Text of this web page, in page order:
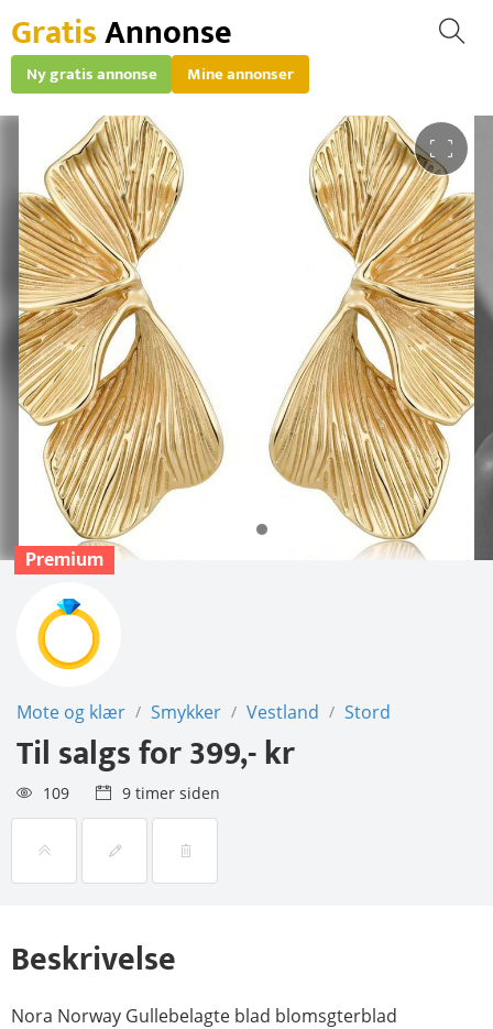
GratisAnnonse
Ny gratis annonse Mine annonser
Premium
Mote og klær / Smykker / Vestland / Stord
Til salgs for399,- kr
109 9 timer siden
Beskrivelse
Nora Norway Gullebelagte blad blomsgterblad